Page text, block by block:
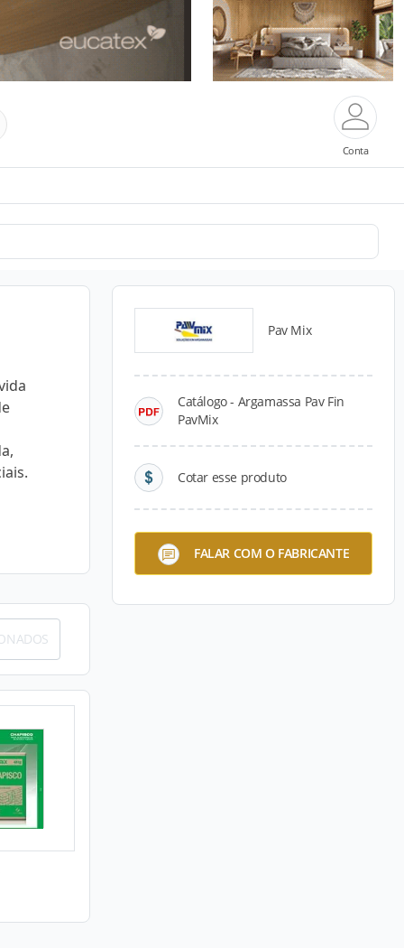
Conta
Pav Mix
Catálogo - Argamassa Pav Fin
PavMix
Cotar esse produto
FALAR COM O FABRICANTE